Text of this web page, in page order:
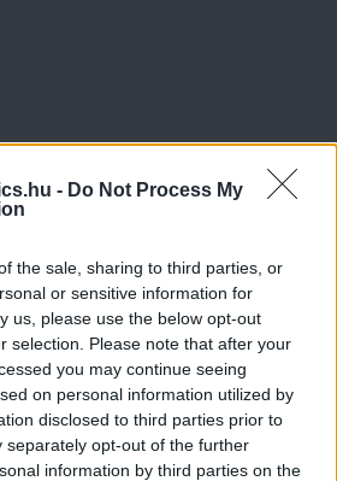
- Do Not Process My
the sale, sharing to third parties, or
or sensitive information for
us, please use the below opt-out
selection. Please note that after your
you may continue seeing
on personal information utilized by
disclosed to third parties prior to
separately opt-out of the further
information by third parties on the